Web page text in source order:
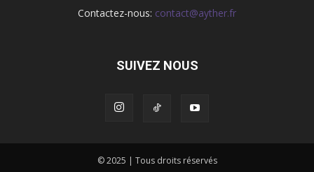
Contactez-nous: contact@ayther.fr
SUIVEZ NOUS
© 2025 | Tous droits réservés